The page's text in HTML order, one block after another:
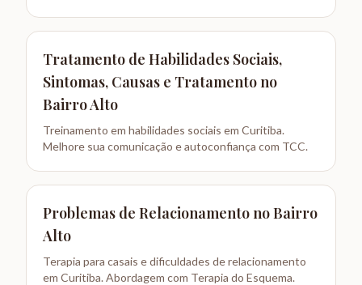
Tratamento de Habilidades Sociais,
Sintomas, Causas e Tratamento no
Bairro Alto
Treinamento em habilidades sociais em Curitiba.
Melhore sua comunicação e autoconfiança com TCC.
Problemas de Relacionamento noBairro
Alto
Terapia para casais e dificuldades de relacionamento
em Curitiba. Abordagem com Terapia do Esquema.